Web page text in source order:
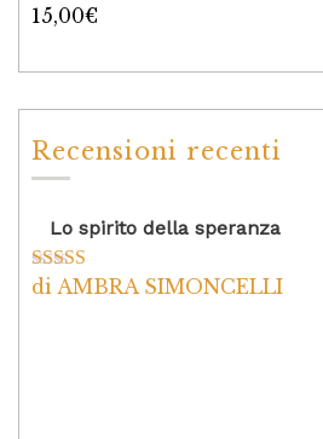
Valutato
15,00€
Recensioni recenti
Lo spirito della speranza
Valutato5su
di AMBRA SIMONCELLI